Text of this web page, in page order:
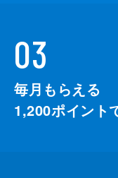
03
毎月もらえる
1,200ポイント